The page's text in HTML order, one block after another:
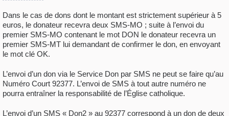
Dans le cas de dons dont le montant est strictement supérieur à 5
euros, le donateur recevra deux SMS-MO ; suite à l’envoi du
premier SMS-MO contenant le mot DON le donateur recevra un
premier SMS-MT lui demandant de confirmer le don, en envoyant
le mot clé OK.
L’envoi d’un don via le Service Don par SMS ne peut se faire qu’au
Numéro Court 92377. L’envoi de SMS à tout autre numéro ne
pourra entraîner la responsabilité de l’Église catholique.
L’envoi d’un SMS « Don2 » au 92377 correspond à un don de deux